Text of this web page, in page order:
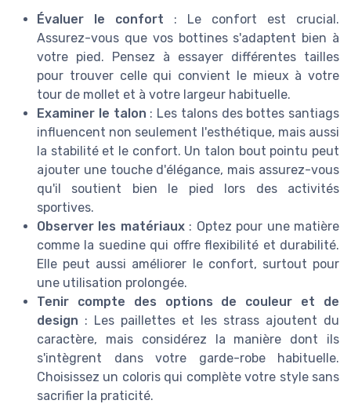
Évaluer le confort : Le confort est crucial.
Assurez-vous que vos bottines s'adaptent bien à
votre pied. Pensez à essayer différentes tailles
pour trouver celle qui convient le mieux à votre
tour de mollet et à votre largeur habituelle.
Examiner le talon : Les talons des bottes santiags
influencent non seulement l'esthétique, mais aussi
la stabilité et le confort. Un talon bout pointu peut
ajouter une touche d'élégance, mais assurez-vous
qu'il soutient bien le pied lors des activités
sportives.
Observer les matériaux: Optez pour une matière
comme la suedine qui offre flexibilité et durabilité.
Elle peut aussi améliorer le confort, surtout pour
une utilisation prolongée.
Tenir compte des options de couleur et de
design : Les paillettes et les strass ajoutent du
caractère, mais considérez la manière dont ils
s'intègrent dans votre garde-robe habituelle.
Choisissez un coloris qui complète votre style sans
sacrifier la praticité.